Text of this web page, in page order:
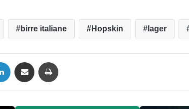
birre italiane Hopskin lager
LinkedIn Condividi via mail